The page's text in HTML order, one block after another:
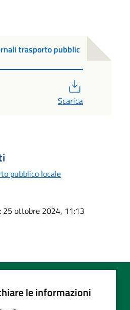
trasporto pubblic
Scarica
pubblico locale
: 25 ottobre 2024, 11:13
le informazioni